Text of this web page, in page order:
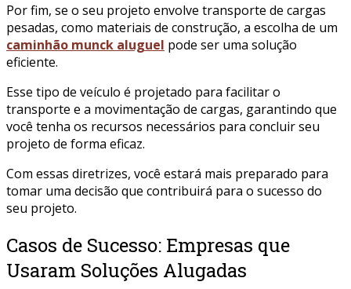
Por fim, se o seu projeto envolve transporte de cargas
pesadas, como materiais de construção, a escolha de um
caminhão munck aluguel pode ser uma solução
eficiente.
Esse tipo de veículo é projetado para facilitar o
transporte e a movimentação de cargas, garantindo que
você tenha os recursos necessários para concluir seu
projeto de forma eficaz.
Com essas diretrizes, você estará mais preparado para
tomar uma decisão que contribuirá para o sucesso do
seu projeto.
Casos de Sucesso: Empresas que
Usaram Soluções Alugadas